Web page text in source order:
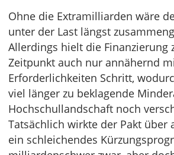
Ohne die Extramilliarden wäre
unter der Last längst
Allerdings hielt die Finanzierung
Zeitpunkt auch nur annähernd
Erforderlichkeiten Schritt,
viel länger zu beklagende
Hochschullandschaft noch
Tatsächlich wirkte der Pakt über
ein schleichendes